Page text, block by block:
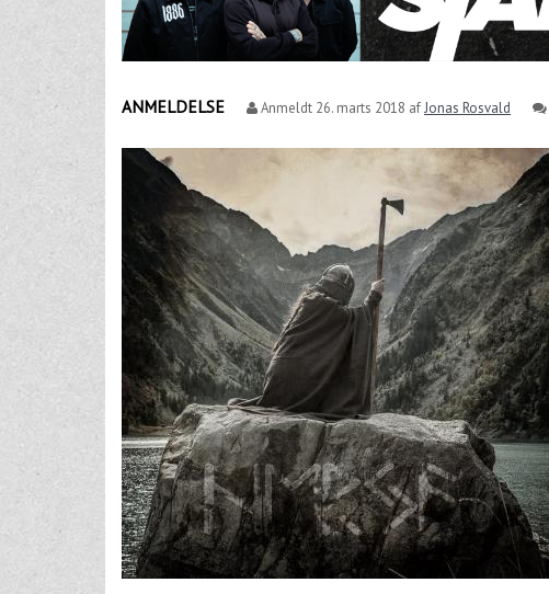
ANMELDELSE Anmeldt 26. marts 2018 afJonas Rosvald